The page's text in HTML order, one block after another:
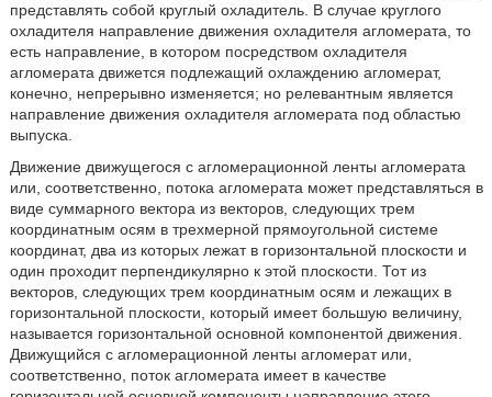
представлять собой круглый охладитель. В случае круглого
охладителя направление движения охладителя агломерата, то
есть направление, в котором посредством охладителя
агломерата движется подлежащий охлаждению агломерат,
конечно, непрерывно изменяется; но релевантным является
направление движения охладителя агломерата под областью
выпуска.
Движение движущегося с агломерационной ленты агломерата
или, соответственно, потока агломерата может представляться в
виде суммарного вектора из векторов, следующих трем
координатным осям в трехмерной прямоугольной системе
координат, два из которых лежат в горизонтальной плоскости и
один проходит перпендикулярно к этой плоскости. Тот из
векторов, следующих трем координатным осям и лежащих в
горизонтальной плоскости, который имеет большую величину,
называется горизонтальной основной компонентой движения.
Движущийся с агломерационной ленты агломерат или,
соответственно, поток агломерата имеет в качестве